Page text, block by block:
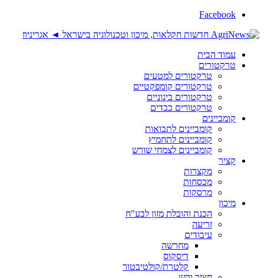
Facebook
עמוד הבית
טרקטורים
טרקטורים למטעים
טרקטורים קומפקטיים
טרקטורים בינוניים
טרקטורים כבדים
קומביינים
קומביינים לתבואות
קומביינים לתחמיץ
קומביינים לצמחי שורש
קציר
מקצרות
מכסחות
מרסקות
מיכון
הכנת והובלת מזון לבע"ח
זריעה
עיבודים
מחרשה
דיסקוס
קלטרת/קולטיבטור